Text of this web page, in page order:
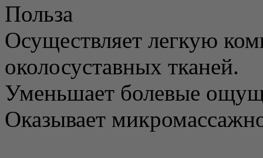
Польза
Осуществляет легкую
околосуставных тканей.
Уменьшает болевые
Оказывает